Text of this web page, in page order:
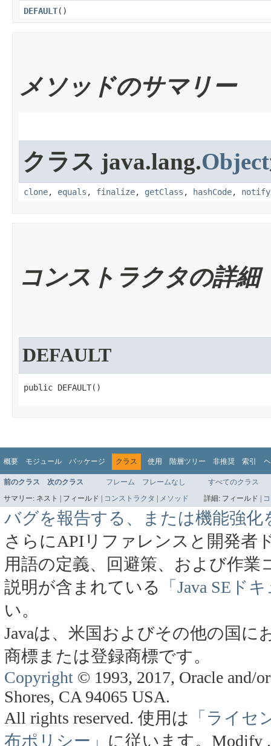
DEFAULT​()
メソッドのサマリー
クラス java.lang.Object
clone, equals , finalize, getClass , hashCode, notify
コンストラクタの詳細
DEFAULT
public DEFAULT​()
概要 モジュール パッケージ クラス 使用 階層ツリー 非推奨 索引
前のクラス 次のクラス フレーム フレームなし
すべてのクラス
サマリー: ネスト | フィールド | コンストラクタ | メソッド 詳細: フィールド |
バグを報告する、または機能強化
さらにAPIリファレンスと開発者
用語の定義、回避策、および作
説明が含まれている
「Java SEド
い。
Javaは、米国およびその他の国に
商標または登録商標です。
Copyright © 1993, 2017, Oracle and/
Shores, CA 94065 USA.
All rights reserved. 使用は 「ライセ
布ポリシー」 に従います。 Modify